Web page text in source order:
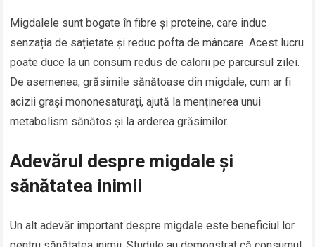
Migdalele sunt bogate în fibre și proteine, care induc
senzația de sațietate și reduc pofta de mâncare. Acest lucru
poate duce la un consum redus de calorii pe parcursul zilei.
De asemenea, grăsimile sănătoase din migdale, cum ar fi
acizii grași mononesaturați, ajută la menținerea unui
metabolism sănătos și la arderea grăsimilor.
Adevărul despre migdale și
sănătatea inimii
Un alt adevăr important despre migdale este beneficiul lor